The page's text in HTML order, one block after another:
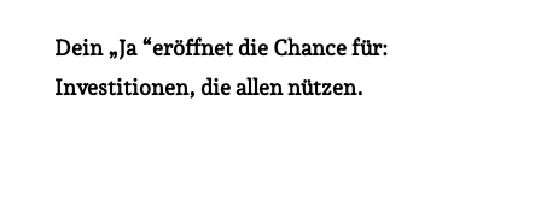
Dein „Ja “eröffnet die Chance für:
Investitionen, die allen nützen.